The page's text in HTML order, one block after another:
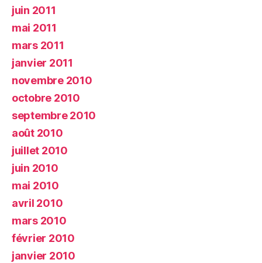
juin 2011
mai 2011
mars 2011
janvier 2011
novembre 2010
octobre 2010
septembre 2010
août 2010
juillet 2010
juin 2010
mai 2010
avril 2010
mars 2010
février 2010
janvier 2010